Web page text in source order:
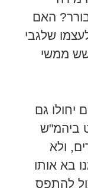
האם
שלגבי
ממשי
יחולו גם
ביהמ"ש
ולא
בא אותו
להתפס